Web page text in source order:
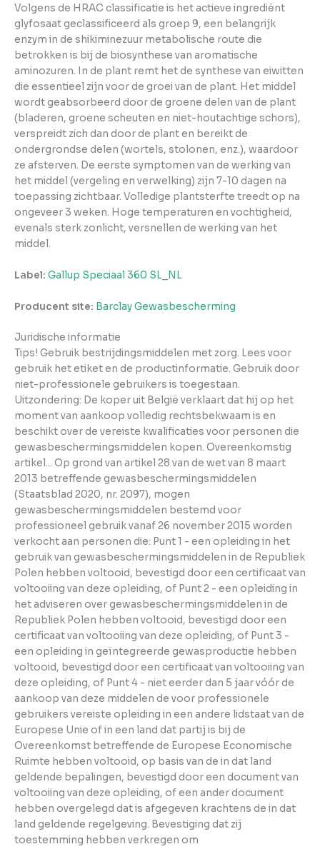
Volgens de HRAC classificatie is het actieve ingrediënt
glyfosaat geclassificeerd als groep 9, een belangrijk
enzym in de shikiminezuur metabolische route die
betrokken is bij de biosynthese van aromatische
aminozuren. In de plant remt het de synthese van eiwitten
die essentieel zijn voor de groei van de plant. Het middel
wordt geabsorbeerd door de groene delen van de plant
(bladeren, groene scheuten en niet-houtachtige schors),
verspreidt zich dan door de plant en bereikt de
ondergrondse delen (wortels, stolonen, enz.), waardoor
ze afsterven. De eerste symptomen van de werking van
het middel (vergeling en verwelking) zijn 7-10 dagen na
toepassing zichtbaar. Volledige plantsterfte treedt op na
ongeveer 3 weken. Hoge temperaturen en vochtigheid,
evenals sterk zonlicht, versnellen de werking van het
middel.
Label: Gallup Speciaal 360 SL_NL
Producent site: Barclay Gewasbescherming
Juridische informatie
Tips! Gebruik bestrijdingsmiddelen met zorg. Lees voor
gebruik het etiket en de productinformatie. Gebruik door
niet-professionele gebruikers is toegestaan.
Uitzondering: De koper uit België verklaart dat hij op het
moment van aankoop volledig rechtsbekwaam is en
beschikt over de vereiste kwalificaties voor personen die
gewasbeschermingsmiddelen kopen. Overeenkomstig
artikel... Op grond van artikel 28 van de wet van 8 maart
2013 betreffende gewasbeschermingsmiddelen
(Staatsblad 2020, nr. 2097), mogen
gewasbeschermingsmiddelen bestemd voor
professioneel gebruik vanaf 26 november 2015 worden
verkocht aan personen die: Punt 1 - een opleiding in het
gebruik van gewasbeschermingsmiddelen in de Republiek
Polen hebben voltooid, bevestigd door een certificaat van
voltooiing van deze opleiding, of Punt 2 - een opleiding in
het adviseren over gewasbeschermingsmiddelen in de
Republiek Polen hebben voltooid, bevestigd door een
certificaat van voltooiing van deze opleiding, of Punt 3 -
een opleiding in geïntegreerde gewasproductie hebben
voltooid, bevestigd door een certificaat van voltooiing van
deze opleiding, of Punt 4 - niet eerder dan 5 jaar vóór de
aankoop van deze middelen de voor professionele
gebruikers vereiste opleiding in een andere lidstaat van de
Europese Unie of in een land dat partij is bij de
Overeenkomst betreffende de Europese Economische
Ruimte hebben voltooid, op basis van de in dat land
geldende bepalingen, bevestigd door een document van
voltooiing van deze opleiding, of een ander document
hebben overgelegd dat is afgegeven krachtens de in dat
land geldende regelgeving. Bevestiging dat zij
toestemming hebben verkregen om